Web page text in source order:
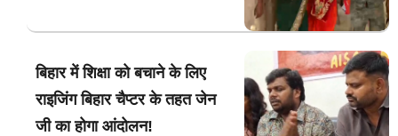
बिहार में शिक्षा को बचाने के लिए
राइजिंग बिहार चैप्टर के तहत जेन
जी का होगा आंदोलन!